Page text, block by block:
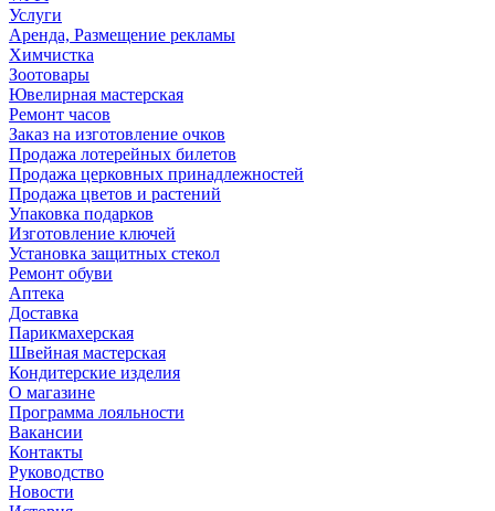
Услуги
Аренда, Размещение рекламы
Химчистка
Зоотовары
Ювелирная мастерская
Ремонт часов
Заказ на изготовление очков
Продажа лотерейных билетов
Продажа церковных принадлежностей
Продажа цветов и растений
Упаковка подарков
Изготовление ключей
Установка защитных стекол
Ремонт обуви
Аптека
Доставка
Парикмахерская
Швейная мастерская
Кондитерские изделия
О магазине
Программа лояльности
Вакансии
Контакты
Руководство
Новости